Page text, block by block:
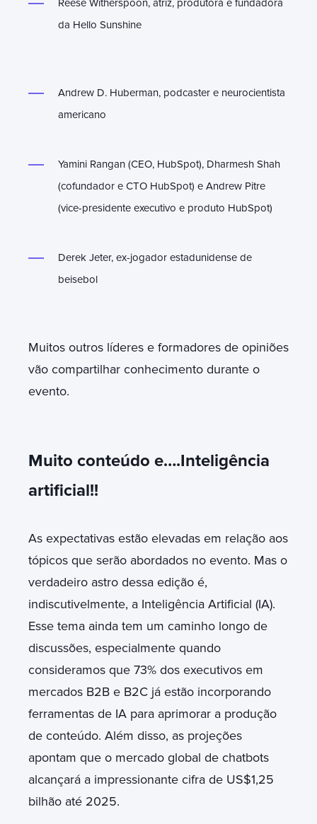
da Hello Sunshine
Andrew D. Huberman, podcaster e neurocientista
americano
Yamini Rangan (CEO, HubSpot), Dharmesh Shah
(cofundador e CTO HubSpot) e Andrew Pitre
(vice-presidente executivo e produto HubSpot)
Derek Jeter, ex-jogador estadunidense de
beisebol
Muitos outros líderes e formadores de opiniões
vão compartilhar conhecimento durante o
evento.
Muito conteúdo e….Inteligência
artificial!!
As expectativas estão elevadas em relação aos
tópicos que serão abordados no evento. Mas o
verdadeiro astro dessa edição é,
indiscutivelmente, a Inteligência Artificial (IA).
Esse tema ainda tem um caminho longo de
discussões, especialmente quando
consideramos que 73% dos executivos em
mercados B2B e B2C já estão incorporando
ferramentas de IA para aprimorar a produção
de conteúdo. Além disso, as projeções
apontam que o mercado global de chatbots
alcançará a impressionante cifra de US$1,25
bilhão até 2025.